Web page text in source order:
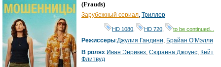
(Frauds)
Зарубежный сериал, Триллер
HD 1080 HD 720 to be continued...
Режиссеры:Джулия Гандини, Брайан О’Мэлли
В ролях:Иван Энрикез, Сюранна Джоунс, Кейт
Флитвуд